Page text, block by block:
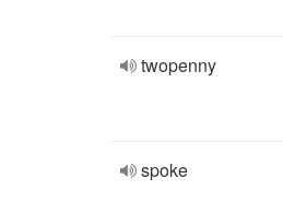
twopenny
spoke